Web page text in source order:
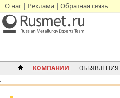
О нас Реклама Обратная связь
КОМПАНИИ ОБЪЯВЛЕНИЯ
.